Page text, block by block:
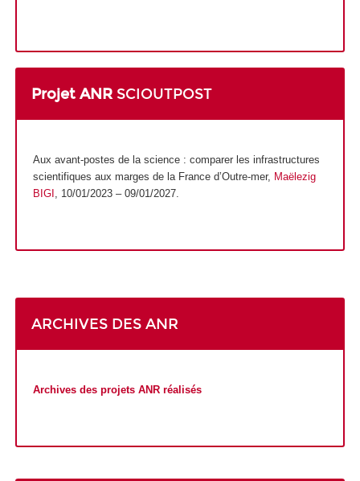
Projet ANR SCIOUTPOST
Aux avant-postes de la science : comparer les infrastructures
scientifiques aux marges de la France d’Outre-mer, Maëlezig
BIGI , 10/01/2023 – 09/01/2027.
ARCHIVES DES ANR
Archives des projets ANR réalisés